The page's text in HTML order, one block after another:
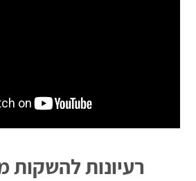
רעיונות להשקות